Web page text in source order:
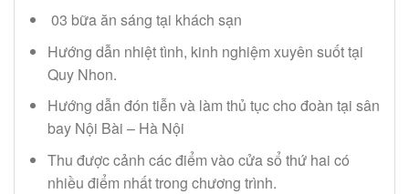
03 bữa ăn sáng tại khách sạn
Hướng dẫn nhiệt tình, kinh nghiệm xuyên suốt tại
Quy Nhon.
Hướng dẫn đón tiễn và làm thủ tục cho đoàn tại sân
bay Nội Bài – Hà Nội
Thu được cảnh các điểm vào cửa sổ thứ hai có
nhiều điểm nhất trong chương trình.